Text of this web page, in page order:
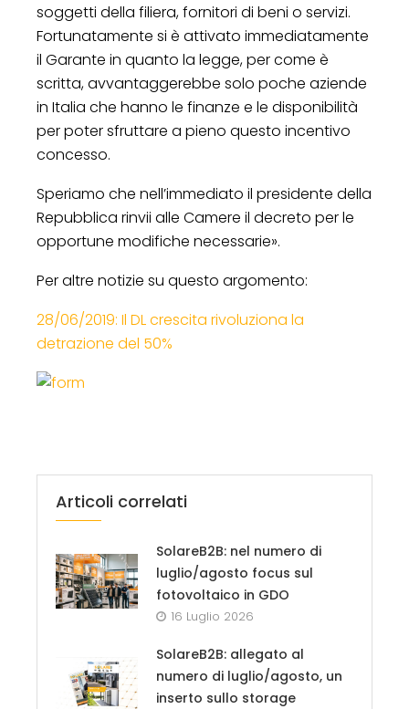
soggetti della filiera, fornitori di beni o servizi.
Fortunatamente si è attivato immediatamente
il Garante in quanto la legge, per come è
scritta, avvantaggerebbe solo poche aziende
in Italia che hanno le finanze e le disponibilità
per poter sfruttare a pieno questo incentivo
concesso.
Speriamo che nell’immediato il presidente della
Repubblica rinvii alle Camere il decreto per le
opportune modifiche necessarie».
Per altre notizie su questo argomento:
28/06/2019: Il DL crescita rivoluziona la
detrazione del 50%
Articoli correlati
SolareB2B: nel numero di
luglio/agosto focus sul
fotovoltaico in GDO
16 Luglio 2026
SolareB2B: allegato al
numero di luglio/agosto, un
inserto sullo storage